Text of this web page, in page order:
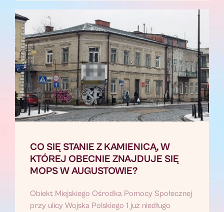
CO SIĘ STANIE Z KAMIENICĄ, W
KTÓREJ OBECNIE ZNAJDUJE SIĘ
MOPS W AUGUSTOWIE?
Obiekt Miejskiego Ośrodka Pomocy Społecznej
przy ulicy Wojska Polskiego 1 już niedługo